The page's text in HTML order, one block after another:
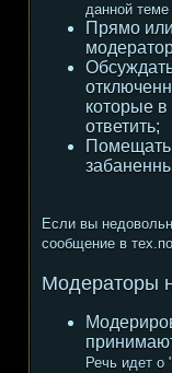
данной
Прямо
которые
ответить;
Если вы
сообщение в
Модераторы
Речь идет о